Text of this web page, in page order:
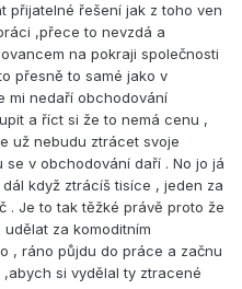
přijatelné řešení jak z toho ven
,přece to nevzdá a
na pokraji společnosti
přesně to samé jako v
mi nedaří obchodování
a říct si že to nemá cenu ,
už nebudu ztrácet svoje
v obchodování daří . No jo já
když ztrácíš tisíce , jeden za
. Je to tak těžké právě proto že
za komoditním
, ráno půjdu do práce a začnu
si vydělal ty ztracené